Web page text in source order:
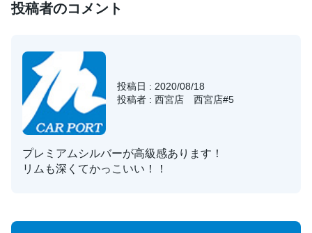
投稿者のコメント
投稿日 : 2020/08/18
投稿者 : 西宮店 西宮店#5
プレミアムシルバーが高級感あります！
リムも深くてかっこいい！！